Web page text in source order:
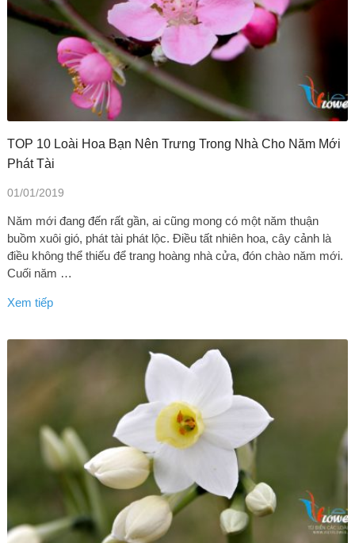
TOP 10 Loài Hoa Bạn Nên Trưng Trong Nhà Cho Năm Mới
Phát Tài
01/01/2019
Năm mới đang đến rất gần, ai cũng mong có một năm thuận
buồm xuôi gió, phát tài phát lộc. Điều tất nhiên hoa, cây cảnh là
điều không thể thiếu để trang hoàng nhà cửa, đón chào năm mới.
Cuối năm …
Xem tiếp